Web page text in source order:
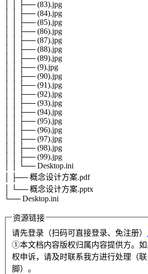
│ │ ├── (83).jpg
│ │ ├── (84).jpg
│ │ ├── (85).jpg
│ │ ├── (86).jpg
│ │ ├── (87).jpg
│ │ ├── (88).jpg
│ │ ├── (89).jpg
│ │ ├── (9).jpg
│ │ ├── (90).jpg
│ │ ├── (91).jpg
│ │ ├── (92).jpg
│ │ ├── (93).jpg
│ │ ├── (94).jpg
│ │ ├── (95).jpg
│ │ ├── (96).jpg
│ │ ├── (97).jpg
│ │ ├── (98).jpg
│ │ ├── (99).jpg
│ │ └── Desktop.ini
│ ├── 概念设计方案.pdf
│ └── 概念设计方案.pptx
└── Desktop.ini
资源链接
请先登录（扫码可直接登录、免注册）
①本文档内容版权归属内容提供方。
权申诉，请及时联系我方进行处理（
脚）。